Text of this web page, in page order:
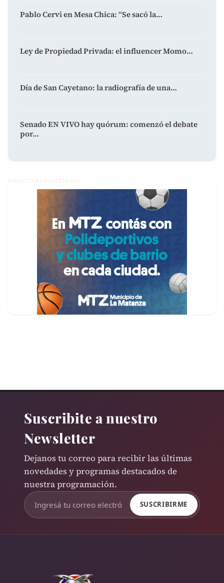
Pablo Cervi en Mesa Chica: “Se sacó la…
Ley de Propiedad Privada: el influencer Momo…
Día de San Cayetano: la radiografía de una…
Senado EN VIVO hay quórum: comenzó el debate
por…
ESPACIO PUBLICITARIO
Suscribite a nuestro
Newsletter
Dejanos tu correo para recibir las últimas
novedades y programas destacados de
nuestra programación.
SUSCRIBIRME